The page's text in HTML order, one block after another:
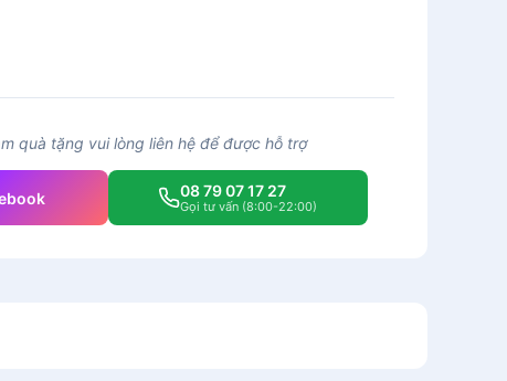
quà tặng vui lòng liên hệ để được hỗ trợ
08 79 07 17 27
Gọi tư vấn (8:00-22:00)